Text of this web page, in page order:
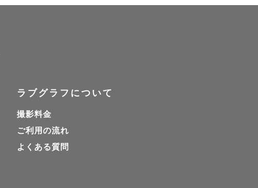
ラブグラフについて
撮影料金
ご利用の流れ
よくある質問